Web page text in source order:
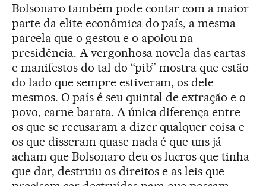
Bolsonaro também pode contar com a maior
parte da elite econômica do país, a mesma
parcela que o gestou e o apoiou na
presidência. A vergonhosa novela das cartas
e manifestos do tal do “pib” mostra que estão
do lado que sempre estiveram, os dele
mesmos. O país é seu quintal de extração e o
povo, carne barata. A única diferença entre
os que se recusaram a dizer qualquer coisa e
os que disseram quase nada é que uns já
acham que Bolsonaro deu os lucros que tinha
que dar, destruiu os direitos e as leis que